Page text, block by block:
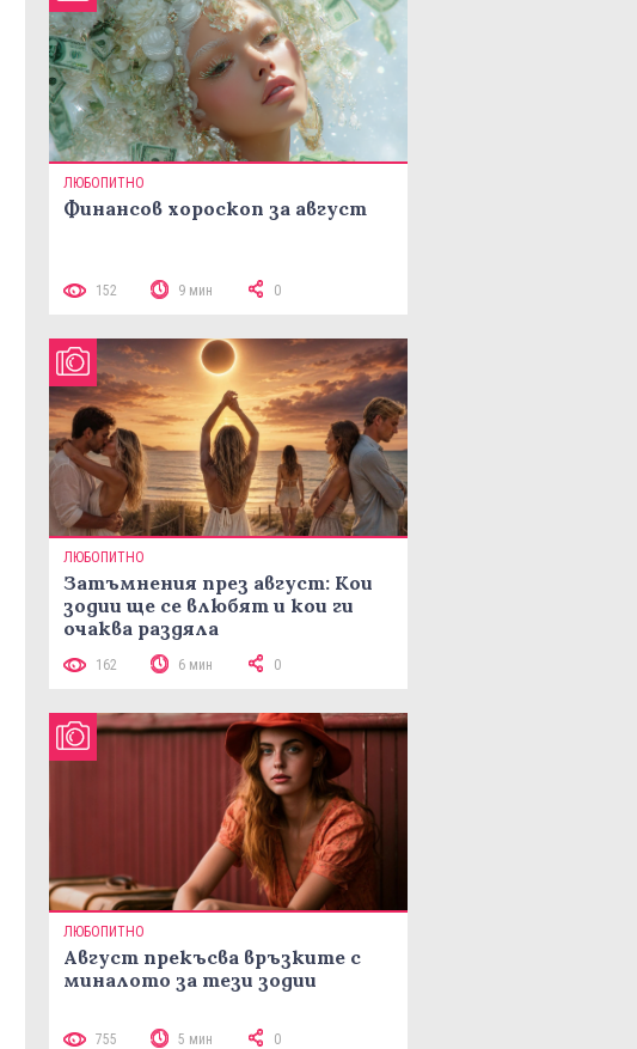
ЛЮБОПИТНО
Финансов хороскоп за август
152 9 мин 0
ЛЮБОПИТНО
Затъмнения през август: Кои
зодии ще се влюбят и кои ги
очаква раздяла
162 6 мин 0
ЛЮБОПИТНО
Август прекъсва връзките с
миналото за тези зодии
755 5 мин 0